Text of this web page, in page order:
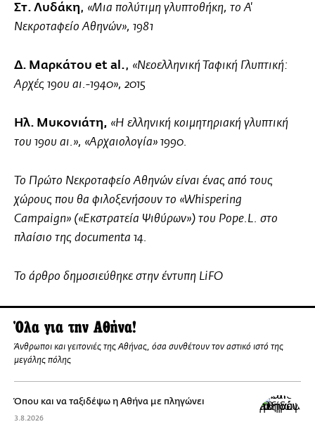
Στ. Λυδάκη, «Μια πολύτιμη γλυπτοθήκη, το Α'
Νεκροταφείο Αθηνών», 1981
Δ. Μαρκάτου et al., «Νεοελληνική Ταφική Γλυπτική:
Αρχές 19ου αι.-1940», 2015
Ηλ. Μυκονιάτη, «Η ελληνική κοιμητηριακή γλυπτική
του 19ου αι.», «Αρχαιολογία» 1990.
Το Πρώτο Νεκροταφείο Αθηνών είναι ένας από τους
χώρους που θα φιλοξενήσουν το «Whispering
Campaign» («Εκστρατεία Ψιθύρων») του Pope.L. στο
πλαίσιο της documenta 14.
Το άρθρο δημοσιεύθηκε στην έντυπη LiFO
Όλα για την Αθήνα!
Άνθρωποι και γειτονιές της Αθήνας, όσα συνθέτουν τον αστικό ιστό της
μεγάλης πόλης
Όπου και να ταξιδέψω η Αθήνα με πληγώνει
3.8.2026